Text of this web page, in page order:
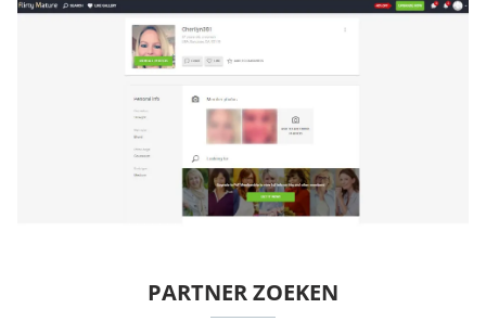
PARTNER ZOEKEN